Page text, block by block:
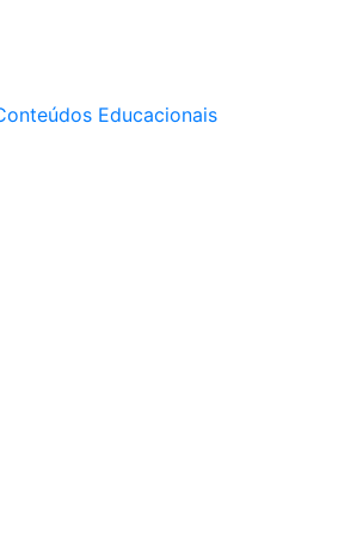
Educacionais